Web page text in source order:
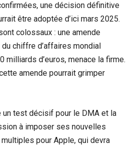
une décision définitive
être adoptée d’ici mars 2025.
colossaux : une amende
chiffre d’affaires mondial
milliards d’euros, menace la firme.
amende pourrait grimper
test décisif pour le DMA et la
à imposer ses nouvelles
pour Apple, qui devra